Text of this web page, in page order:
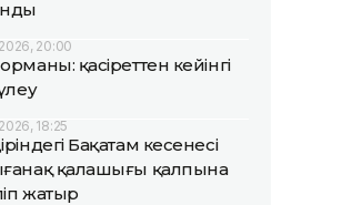
20:00
қасіреттен кейінгі
18:25
Бақатам кесенесі
қалашығы қалпына
жатыр